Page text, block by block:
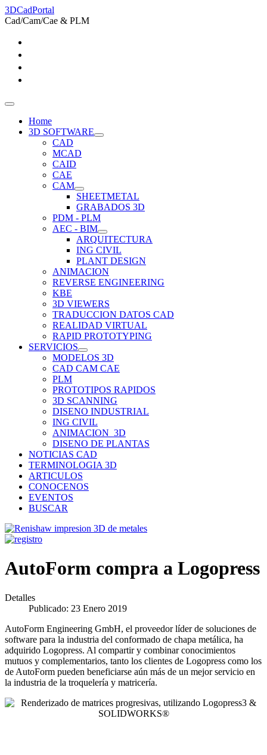
3DCadPortal
Cad/Cam/Cae & PLM
Home
3D SOFTWARE
CAD
MCAD
CAID
CAE
CAM
SHEETMETAL
GRABADOS 3D
PDM - PLM
AEC - BIM
ARQUITECTURA
ING CIVIL
PLANT DESIGN
ANIMACION
REVERSE ENGINEERING
KBE
3D VIEWERS
TRADUCCION DATOS CAD
REALIDAD VIRTUAL
RAPID PROTOTYPING
SERVICIOS
MODELOS 3D
CAD CAM CAE
PLM
PROTOTIPOS RAPIDOS
3D SCANNING
DISENO INDUSTRIAL
ING CIVIL
ANIMACION_3D
DISENO DE PLANTAS
NOTICIAS CAD
TERMINOLOGIA 3D
ARTICULOS
CONOCENOS
EVENTOS
BUSCAR
AutoForm compra a Logopress
Detalles
Publicado: 23 Enero 2019
AutoForm Engineering GmbH, el proveedor líder de soluciones de
software para la industria del conformado de chapa metálica, ha
adquirido Logopress. Al compartir y combinar conocimientos
mutuos y complementarios, tanto los clientes de Logopress como los
de AutoForm pueden beneficiarse aún más de un mejor servicio en
la industria de la troquelería y matricería.